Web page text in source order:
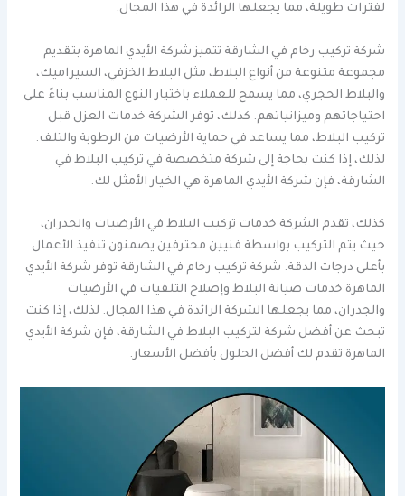
لفترات طويلة، مما يجعلها الرائدة في هذا المجال.
شركة تركيب رخام في الشارقة تتميز شركة الأيدي الماهرة بتقديم
مجموعة متنوعة من أنواع البلاط، مثل البلاط الخزفي، السيراميك،
والبلاط الحجري، مما يسمح للعملاء باختيار النوع المناسب بناءً على
احتياجاتهم وميزانياتهم. كذلك، توفر الشركة خدمات العزل قبل
تركيب البلاط، مما يساعد في حماية الأرضيات من الرطوبة والتلف.
لذلك، إذا كنت بحاجة إلى شركة متخصصة في تركيب البلاط في
الشارقة، فإن شركة الأيدي الماهرة هي الخيار الأمثل لك.
كذلك، تقدم الشركة خدمات تركيب البلاط في الأرضيات والجدران،
حيث يتم التركيب بواسطة فنيين محترفين يضمنون تنفيذ الأعمال
بأعلى درجات الدقة. شركة تركيب رخام في الشارقة توفر شركة الأيدي
الماهرة خدمات صيانة البلاط وإصلاح التلفيات في الأرضيات
والجدران، مما يجعلها الشركة الرائدة في هذا المجال. لذلك، إذا كنت
تبحث عن أفضل شركة لتركيب البلاط في الشارقة، فإن شركة الأيدي
الماهرة تقدم لك أفضل الحلول بأفضل الأسعار.